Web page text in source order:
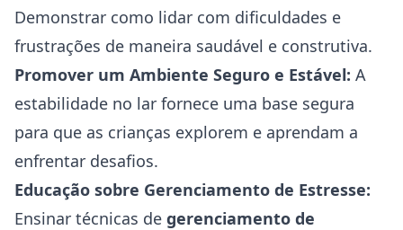
Demonstrar como lidar com dificuldades e
frustrações de maneira saudável e construtiva.
Promover um Ambiente Seguro e Estável: A
estabilidade no lar fornece uma base segura
para que as crianças explorem e aprendam a
enfrentar desafios.
Educação sobre Gerenciamento de Estresse:
Ensinar técnicas de gerenciamento de